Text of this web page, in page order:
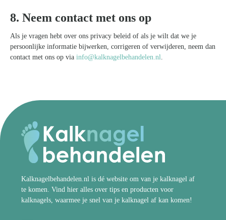
8. Neem contact met ons op
Als je vragen hebt over ons privacy beleid of als je wilt dat we je
persoonlijke informatie bijwerken, corrigeren of verwijderen, neem dan
contact met ons op via info@kalknagelbehandelen.nl.
Kalknagelbehandelen.nl is dé website om van je kalknagel af
te komen. Vind hier alles over tips en producten voor
kalknagels, waarmee je snel van je kalknagel af kan komen!